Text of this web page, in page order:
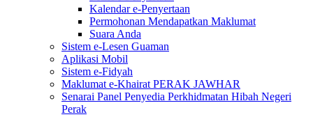
Kalendar e-Penyertaan
Permohonan Mendapatkan Maklumat
Suara Anda
Sistem e-Lesen Guaman
Aplikasi Mobil
Sistem e-Fidyah
Maklumat e-Khairat PERAK JAWHAR
Senarai Panel Penyedia Perkhidmatan Hibah Negeri
Perak